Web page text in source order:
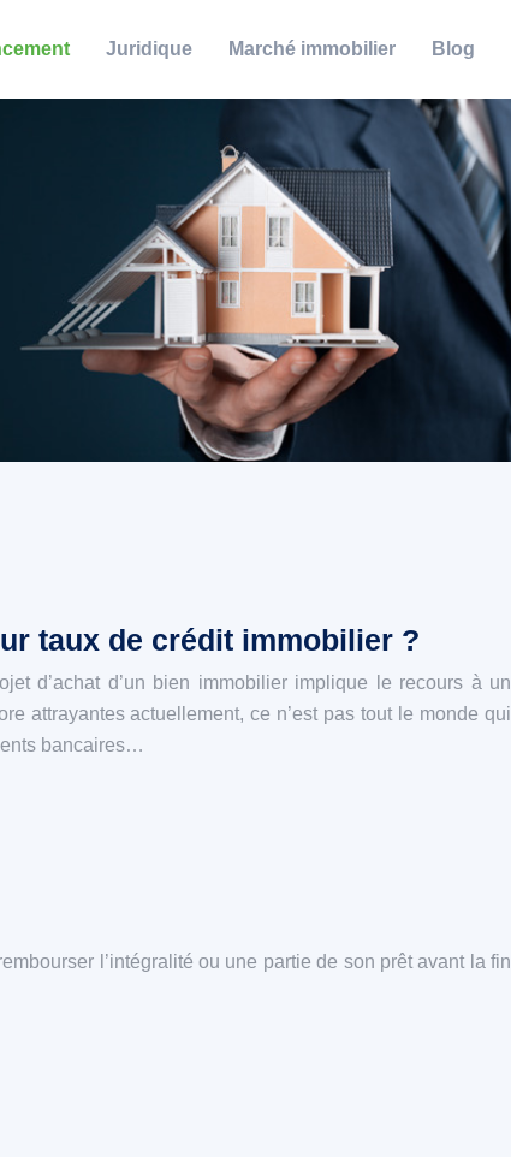
Juridique Marché immobilier Blog
taux de crédit immobilier ?
d’achat d’un bien immobilier implique le recours à un
attrayantes actuellement, ce n’est pas tout le monde qui
bancaires…
l’intégralité ou une partie de son prêt avant la fin